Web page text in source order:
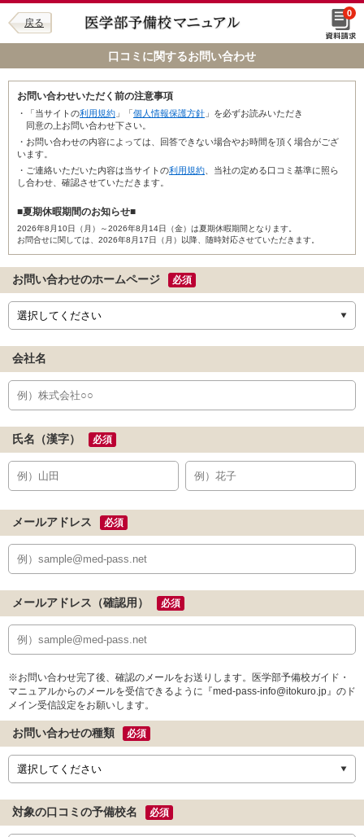
戻る
0
口コミに関するお問い合わせ
お問い合わせいただく前の注意事項
・「当サイトの利用規約 」「個人情報保護方針 」を必ずお読みいただき
同意の上お問い合わせ下さい。
・お問い合わせの内容によっては、回答できない場合やお時間を頂く場合がござ
います。
・ご連絡いただいた内容は当サイトの利用規約 、当社の定める口コミ基準に照ら
し合わせ、確認させていただきます。
■夏期休暇期間のお知らせ■
2026年8月10日（月）～2026年8月14日（金）は夏期休暇期間となります。
お問合せに関しては、2026年8月17日（月）以降、随時対応させていただきます。
お問い合わせのホームページ 必須
会社名
氏名（漢字） 必須
メールアドレス 必須
メールアドレス（確認用） 必須
※お問い合わせ完了後、確認のメールをお送りします。医学部予備校ガイド・
マニュアルからのメールを受信できるように『med-pass-info@itokuro.jp』のド
メイン受信設定をお願いします。
お問い合わせの種類 必須
対象の口コミの予備校名 必須